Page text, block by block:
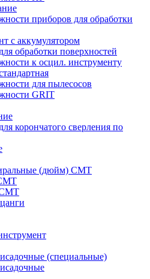
приборов для обработки
с аккумулятором
обработки поверхностей
к осцил. инструменту
для пылесосов
GRIT
корончатого сверления по
(дюйм) СМТ
(специальные)